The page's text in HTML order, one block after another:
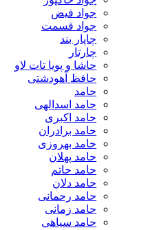
جواد فیض
جواد قسمت
چاپار بند
چارتار
حاشا و پویا تات لاو
حافظ آهودشتی
حامد
حامد اسدالهی
حامد اکبری
حامد برادران
حامد بهروزی
حامد پهلان
حامد حاتم
حامد دلان
حامد رحمانی
حامد زمانی
حامد سیاهی